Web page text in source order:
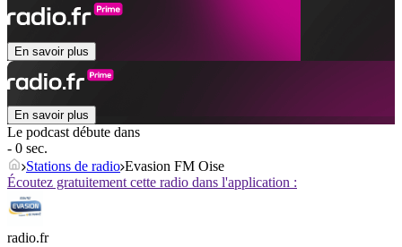
En savoir plus
En savoir plus
Le podcast débute dans
- 0 sec.
Stations de radio Evasion FM Oise
Écoutez gratuitement cette radio dans l'application :
radio.fr